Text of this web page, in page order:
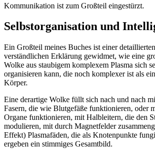
Kommunikation ist zum Großteil eingestürzt.
Selbstorganisation und
Ein Großteil meines Buches ist einer
verständlichen Erklärung gewidmet, wie eine
Wolke aus staubigem komplexem Plasma sich
organisieren kann, die noch komplexer ist als
Körper.
Eine derartige Wolke füllt sich nach und nach
Fasern, die wie Blutgefäße funktionieren, oder
Organe funktionieren, mit Halbleitern, die den
modulieren, mit durch Magnetfelder
Effekt) Plasmafäden, die als Knotenpunkte
ergeben ein stimmiges Gesamtbild.